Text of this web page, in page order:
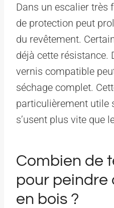
Dans un escalier très
de protection peut
du revêtement.
déjà cette résistance.
vernis compatible
séchage complet.
particulièrement utile
s’usent plus vite que
Combien de
pour peindre
en bois ?